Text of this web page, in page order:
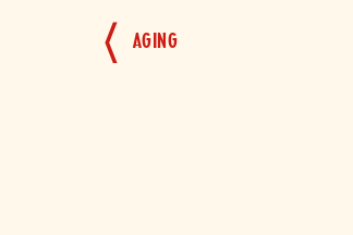
AGING